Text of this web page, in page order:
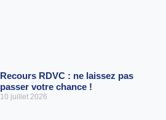
Recours RDVC : ne laissez pas
passer votre chance !
10 juillet 2026